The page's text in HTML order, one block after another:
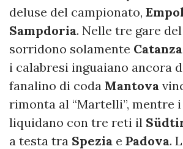
deluse del campionato,
Sampdoria. Nelle tre gare
sorridono solamente
i calabresi inguaiano ancora
fanalino di coda Mantova
rimonta al “Martelli”, mentre
liquidano con tre reti il
a testa tra Spezia e Padova.